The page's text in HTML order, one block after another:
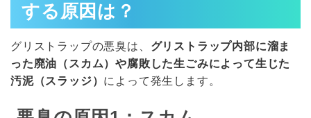
する原因は？
グリストラップの悪臭は、 グリストラップ内部に溜ま
った廃油（スカム）や腐敗した生ごみによって生じた
汚泥（スラッジ） によって発生します。